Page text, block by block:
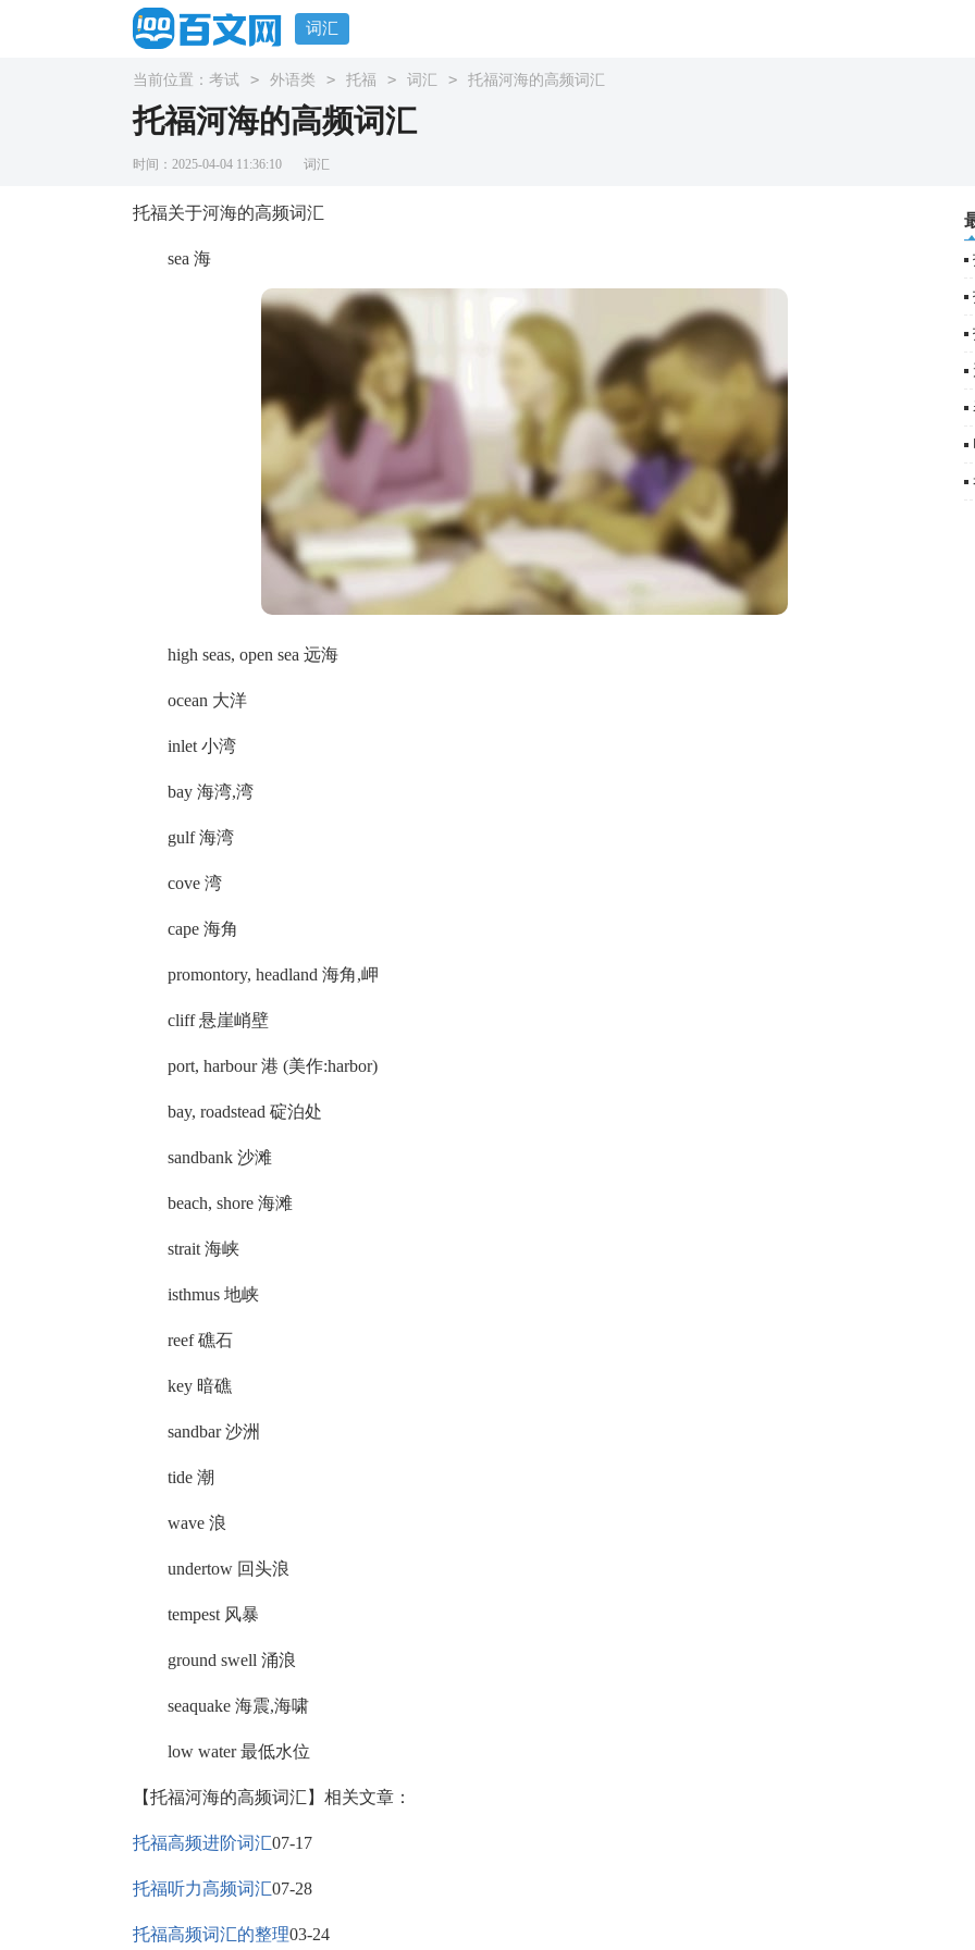
词汇
当前位置： 考试 > 外语类 > 托福 > 词汇 > 托福河海的高频词汇
托福河海的高频词汇
时间：2025-04-04 11:36:10 词汇
托福关于河海的高频词汇
sea 海
high seas, open sea 远海
ocean 大洋
inlet 小湾
bay 海湾,湾
gulf 海湾
cove 湾
cape 海角
promontory, headland 海角,岬
cliff 悬崖峭壁
port, harbour 港 (美作:harbor)
bay, roadstead 碇泊处
sandbank 沙滩
beach, shore 海滩
strait 海峡
isthmus 地峡
reef 礁石
key 暗礁
sandbar 沙洲
tide 潮
wave 浪
undertow 回头浪
tempest 风暴
ground swell 涌浪
seaquake 海震,海啸
low water 最低水位
【托福河海的高频词汇】相关文章：
托福高频进阶词汇07-17
托福听力高频词汇07-28
托福高频词汇的整理03-24